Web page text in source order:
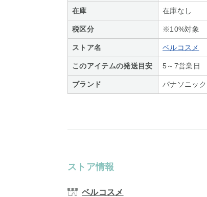
在庫 在庫なし
税区分 ※10%対象
ストア名 ベルコスメ
このアイテムの発送目安 5～7営業日
ブランド パナソニック
ストア情報
ベルコスメ